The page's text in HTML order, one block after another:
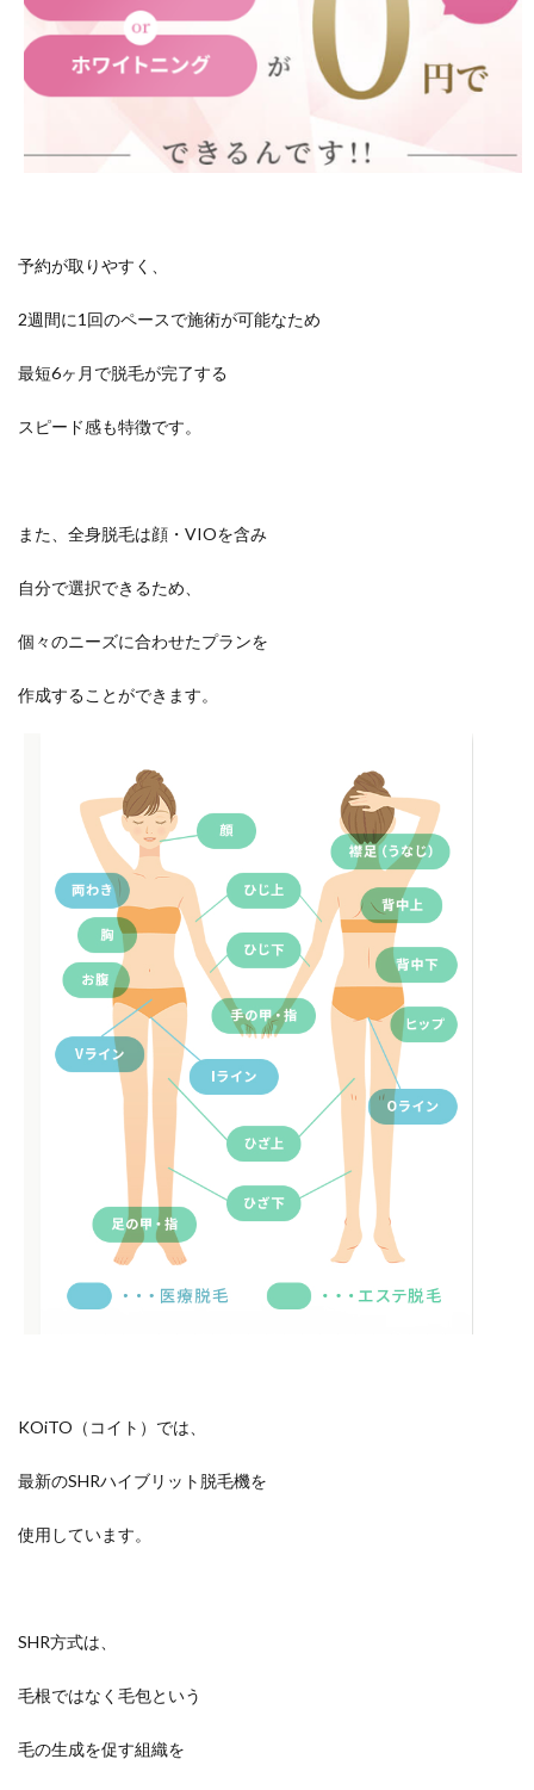
予約が取りやすく、
2週間に1回のペースで施術が可能なため
最短6ヶ月で脱毛が完了する
スピード感も特徴です。
また、全身脱毛は顔・VIOを含み
自分で選択できるため、
個々のニーズに合わせたプランを
作成することができます。
KOiTO（コイト）では、
最新のSHRハイブリット脱毛機を
使用しています。
SHR方式は、
毛根ではなく毛包という
毛の生成を促す組織を